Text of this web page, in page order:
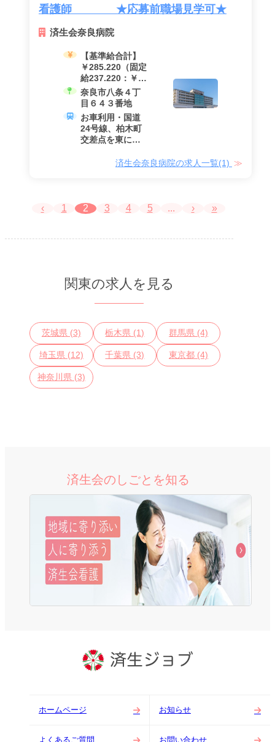
看護師 ★応募前職場見学可★
済生会奈良病院
【基準給合計】
￥285.220（固定
給237.220：￥│
諸手当：
￥48.000）
※経験者は経験
年数を加算しま
す
奈良市八条４丁
目６４３番地
お車利用・国道
24号線、柏木町
交差点を東に約
共交通機関・JR
通バスで約15
分。近鉄奈良駅
スで約20分
済生会奈良病院の求人一覧(1)
‹ 1 2 3 4 5 ... › »
関東の求人を見る
茨城県 (3) 栃木県 (1) 群馬県 (4)
埼玉県 (12) 千葉県 (3) 東京都 (4)
神奈川県 (3)
済生会のしごとを知る
ホームページ お知らせ
よくあるご質問 お問い合わせ